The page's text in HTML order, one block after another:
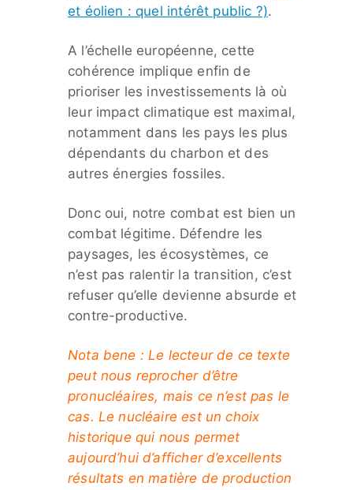
et éolien : quel intérêt public ?).
A l’échelle européenne, cette
cohérence implique enfin de
prioriser les investissements là où
leur impact climatique est maximal,
notamment dans les pays les plus
dépendants du charbon et des
autres énergies fossiles.
Donc oui, notre combat est bien un
combat légitime. Défendre les
paysages, les écosystèmes, ce
n’est pas ralentir la transition, c’est
refuser qu’elle devienne absurde et
contre-productive.
Nota bene : Le lecteur de ce texte
peut nous reprocher d’être
pronucléaires, mais ce n’est pas le
cas. Le nucléaire est un choix
historique qui nous permet
aujourd’hui d’afficher d’excellents
résultats en matière de production